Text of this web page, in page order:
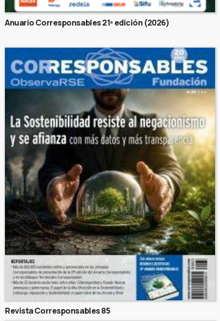
Anuario Corresponsables 21ª edición (2026)
Revista Corresponsables 85